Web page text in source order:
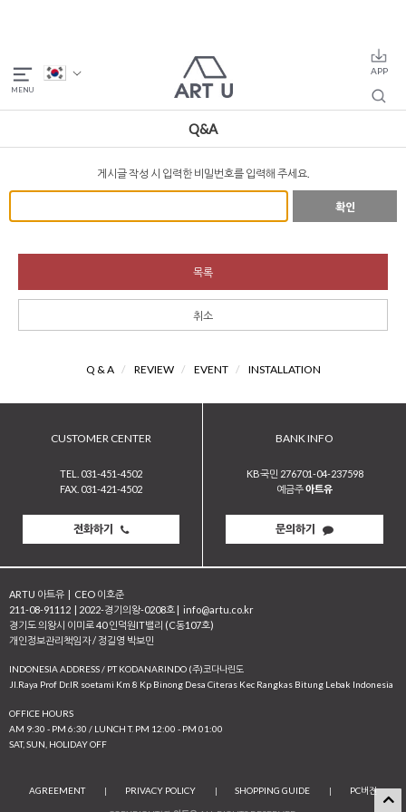
Q&A
게시글 작성 시 입력한 비밀번호를 입력해 주세요.
확인
목록
취소
Q & A / REVIEW / EVENT / INSTALLATION
CUSTOMER CENTER
TEL. 031-451-4502
FAX. 031-421-4502
전화하기
BANK INFO
KB국민 276701-04-237598
예금주아트유
문의하기
ARTU 아트유 | CEO 이호준
211-08-91112 | 2022-경기의왕-0208호 | info@artu.co.kr
경기도 의왕시 이미로 40 인덕원IT밸리 (C동107호)
개인정보관리책임자 / 정길영 박보민
INDONESIA ADDRESS / PT KODANARINDO (주)코다나린도
JI.Raya Prof Dr.IR soetami Km 8 Kp Binong Desa Citeras Kec Rangkas Bitung Lebak Indonesia
OFFICE HOURS
AM 9:30 - PM 6:30 / LUNCH T. PM 12:00 - PM 01:00
SAT, SUN, HOLIDAY OFF
AGREEMENT | PRIVACY POLICY | SHOPPING GUIDE | PC버전